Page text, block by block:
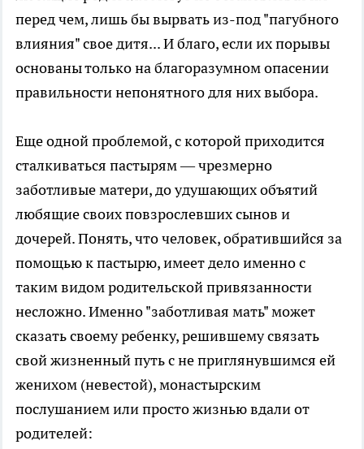
перед чем, лишь бы вырвать из-под "пагубного
влияния" свое дитя... И благо, если их порывы
основаны только на благоразумном опасении
правильности непонятного для них выбора.
Еще одной проблемой, с которой приходится
сталкиваться пастырям — чрезмерно
заботливые матери, до удушающих объятий
любящие своих повзрослевших сынов и
дочерей. Понять, что человек, обратившийся за
помощью к пастырю, имеет дело именно с
таким видом родительской привязанности
несложно. Именно "заботливая мать" может
сказать своему ребенку, решившему связать
свой жизненный путь с не приглянувшимся ей
женихом (невестой), монастырским
послушанием или просто жизнью вдали от
родителей: